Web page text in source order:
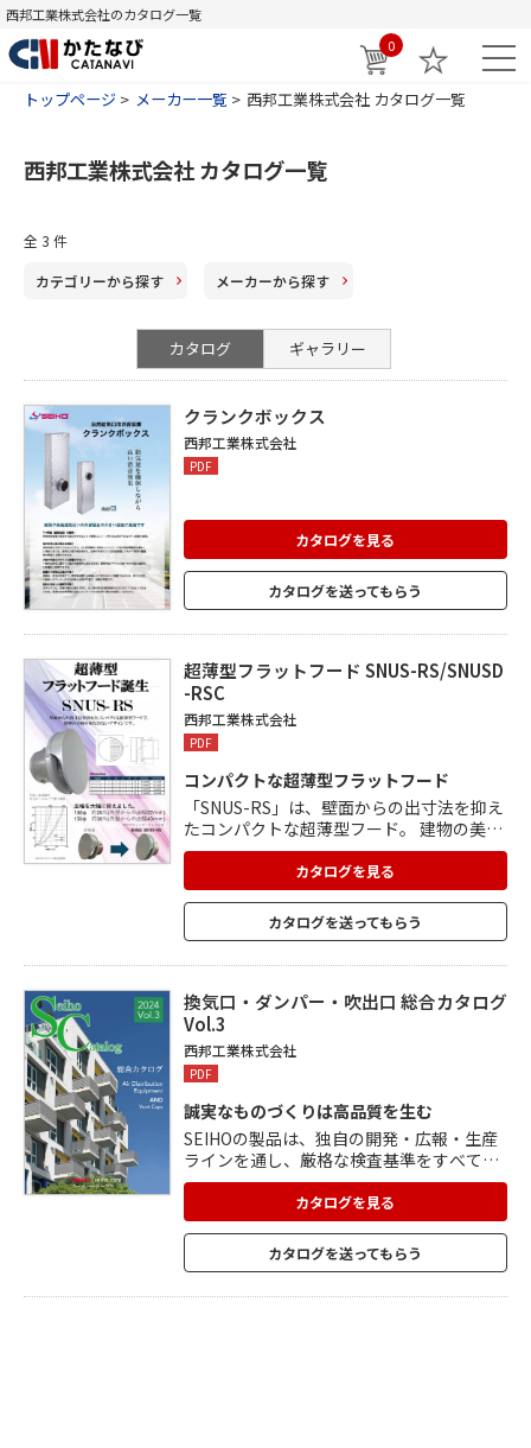
西邦工業株式会社のカタログ一覧
0
トップページ メーカー一覧 西邦工業株式会社 カタログ一覧
西邦工業株式会社 カタログ一覧
全 3 件
カテゴリーから探す メーカーから探す
カタログ ギャラリー
クランクボックス
西邦工業株式会社
PDF
カタログを見る
カタログを送ってもらう
超薄型フラットフード SNUS-RS/SNUSD
-RSC
西邦工業株式会社
PDF
コンパクトな超薄型フラットフード
「SNUS-RS」は、壁面からの出寸法を抑え
たコンパクトな超薄型フード。 建物の美観
を損なわないデザインが特長です。 薄型フ
ラットフードと比較し、100Φで約29%(外
壁からの出幅37mm)、150Φで約38%(外壁
からの出幅43mm)、出幅を抑えました。
防災ダンパー付き仕様「SNUSD-RSC」も
カタログを見る
カタログを送ってもらう
換気口・ダンパー・吹出口 総合カタログ
Vol.3
西邦工業株式会社
PDF
誠実なものづくりは高品質を生む
SEIHOの製品は、独自の開発・広報・生産
ラインを通し、厳格な検査基準をすべてク
リア。 多様なニーズに、機能・技術・品質
の総合力でお応えします。 空調用吹出口、
外壁用ステンレス製換気口、外壁用アルミ
ニウム製換気口、防音用製品、2管路用換
気口、室内用製品、ダンパー、BL製品(ス
カタログを見る
カタログを送ってもらう